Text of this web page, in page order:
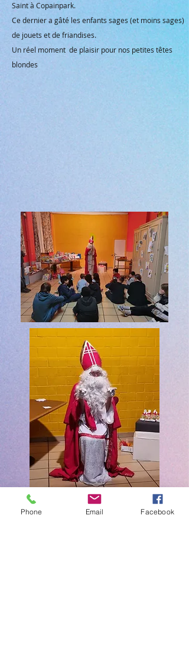
Saint à Copainpark.
Ce dernier a gâté les enfants sages (et moins sages)
de jouets et de friandises.
Un réel moment de plaisir pour nos petitestêtes
blondes
Phone Email Facebook